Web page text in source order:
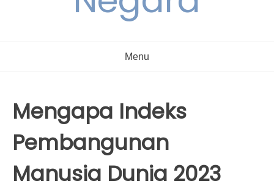
Menu
Mengapa Indeks
Pembangunan
Manusia Dunia 2023